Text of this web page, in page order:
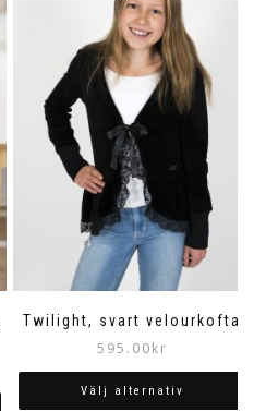
Twilight, svart velourkofta
595.00kr
Välj alternativ